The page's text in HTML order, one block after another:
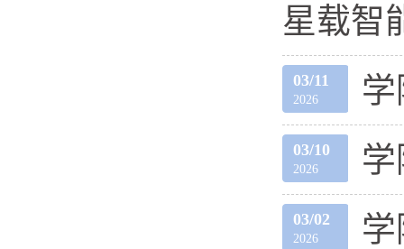
星载智
03/11
2026
03/10
2026
03/02
2026